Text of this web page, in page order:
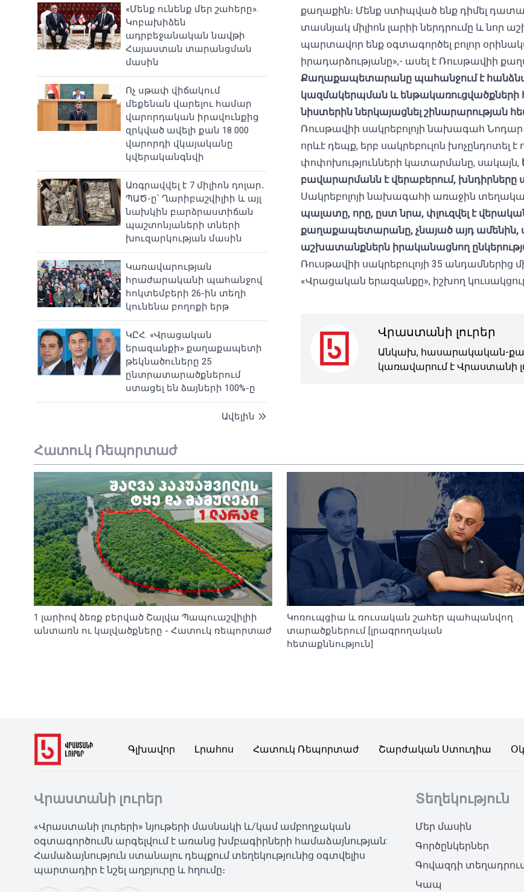
«Մենք ունենք մեր շահերը».
Կոբախիձեն
ադրբեջանական նավթի
Հայաստան տարանցման
մասին
Ոչ սթափ վիճակում
մեքենան վարելու համար
վարորդական իրավունքից
զրկված ավելի քան 18 000
վարորդի վկայականը
կվերականգնվի
Առգրավվել է 7 միլիոն դոլար․
ՊԱԾ-ը՝ Ղարիբաշվիլիի և այլ
նախկին բարձրաստիճան
պաշտոնյաների տների
խուզարկության մասին
Կառավարության
հրաժարականի պահանջով
հոկտեմբերի 26-ին տեղի
կունենա բողոքի երթ
ԿԸՀ. «Վրացական
երազանքի» քաղաքապետի
թեկնածուները 25
ընտրատարածքներում
ստացել են ձայների 100%-ը
Ավելին
քաղաքին։ Մենք ստիպված ենք դիմել
տասնյակ միլիոն լարիի ներդրումը և նոր
պարտավոր ենք օգտագործել բոլոր
իրադարձությանը»,- ասել է Ռուսթավիի
Քաղաքապետարանը պահանջում է
կազմակերպման և ենթակառուցվածքների
նիստերին ներկայացնել
Ռուսթավիի սակրեբոլոյի նախագահ
որևէ դեպք, երբ սակրեբուլոն խոչընդոտել
փոփոխությունների կատարմանը, սակայն,
բավարարմանն է վերաբերում,
Սակրեբոլոյի նախագահի առաջին տեղակալը
պալատը, որը, ըստ նրա, փլուզվել է
քաղաքապետարանը, չնայած այդ ամենին,
աշխատանքներն իրականացնող
Ռուսթավիի սակրեբուլոյի 35
«Վրացական երազանքը», իշխող
Վրաստանի լուրեր
Անկախ, հասարակական-
կառավարում է Վրաստանի
Հատուկ Ռեպորտաժ
1 լարիով ձեռք բերված Շալվա Պապուաշվիլիի
անտառն ու կալվածքները - Հատուկ ռեպորտաժ
Կոռուպցիա և ռուսական շահեր պահպանվող
տարածքներում [լրագրողական
հետաքննություն]
Գլխավոր Լրահոս Հատուկ Ռեպորտաժ Շարժական Ստուդիա
Վրաստանի լուրեր
«Վրաստանի լուրերի» նյութերի մասնակի և/կամ ամբողջական
օգտագործումն արգելվում է առանց խմբագիրների համաձայնության:
Համաձայնություն ստանալու դեպքում տեղեկությունից օգտվելիս
պարտադիր է նշել աղբյուրը և հղումը։
Տեղեկություն
Մեր մասին
Գործընկերներ
Գովազդի
Կապ